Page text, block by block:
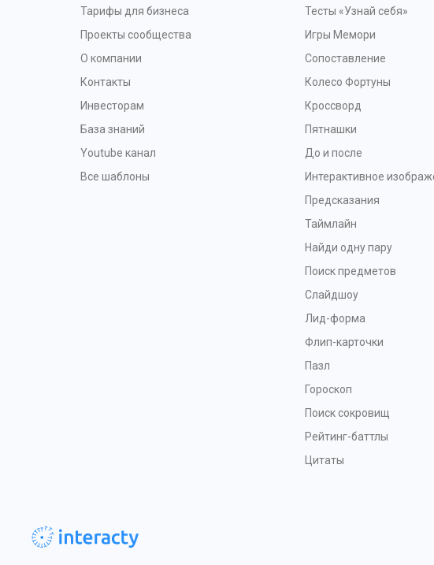
Тарифы для бизнеса
Проекты сообщества
О компании
Контакты
Инвесторам
База знаний
Youtube канал
Все шаблоны
Тесты «Узнай себя»
Игры Мемори
Сопоставление
Колесо Фортуны
Кроссворд
Пятнашки
До и после
Интерактивное
Предсказания
Таймлайн
Найди одну пару
Поиск предметов
Слайдшоу
Лид-форма
Флип-карточки
Пазл
Гороскоп
Поиск сокровищ
Рейтинг-баттлы
Цитаты